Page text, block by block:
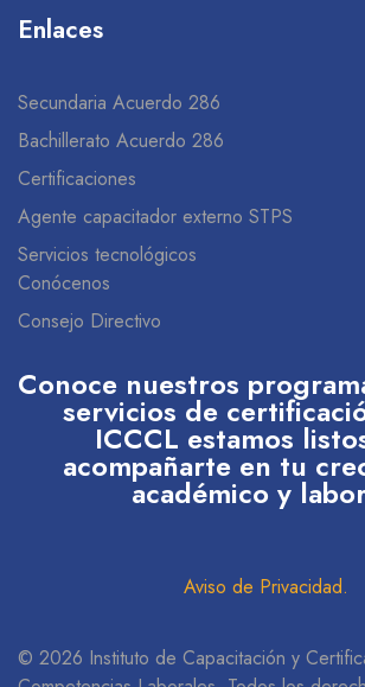
Enlaces
Secundaria Acuerdo 286
Bachillerato Acuerdo 286
Certificaciones
Agente capacitador externo STPS
Servicios tecnológicos
Conócenos
Consejo Directivo
Conoce nuestros
servicios de
ICCCL estamos
acompañarte en tu
académico y
Aviso de Privacidad.
© 2026 Instituto de Capacitación y